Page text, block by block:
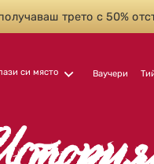
трето с 50% отстъпка
си място Ваучери